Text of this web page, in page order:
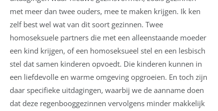
met meer dan twee ouders, mee te maken krijgen. Ik ken
zelf best wel wat van dit soort gezinnen. Twee
homoseksuele partners die met een alleenstaande moeder
een kind krijgen, of een homoseksueel stel en een lesbisch
stel dat samen kinderen opvoedt. Die kinderen kunnen in
een liefdevolle en warme omgeving opgroeien. En toch zijn
daar specifieke uitdagingen, waarbij we de aanname doen
dat deze regenbooggezinnen vervolgens minder makkelijk